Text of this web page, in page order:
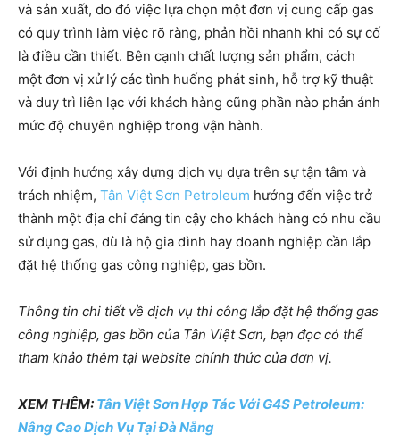
và sản xuất, do đó việc lựa chọn một đơn vị cung cấp gas
có quy trình làm việc rõ ràng, phản hồi nhanh khi có sự cố
là điều cần thiết. Bên cạnh chất lượng sản phẩm, cách
một đơn vị xử lý các tình huống phát sinh, hỗ trợ kỹ thuật
và duy trì liên lạc với khách hàng cũng phần nào phản ánh
mức độ chuyên nghiệp trong vận hành.
Với định hướng xây dựng dịch vụ dựa trên sự tận tâm và
trách nhiệm, Tân Việt Sơn Petroleum hướng đến việc trở
thành một địa chỉ đáng tin cậy cho khách hàng có nhu cầu
sử dụng gas, dù là hộ gia đình hay doanh nghiệp cần lắp
đặt hệ thống gas công nghiệp, gas bồn.
Thông tin chi tiết về dịch vụ thi công lắp đặt hệ thống gas
công nghiệp, gas bồn của Tân Việt Sơn, bạn đọc có thể
tham khảo thêm tại website chính thức của đơn vị.
XEM THÊM: Tân Việt Sơn Hợp Tác Với G4S Petroleum:
Nâng Cao Dịch Vụ Tại Đà Nẵng